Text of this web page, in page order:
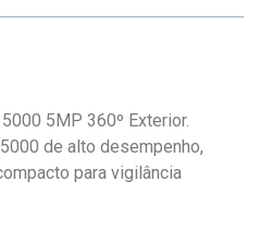
5MP 360º Exterior.
de alto desempenho,
para vigilância